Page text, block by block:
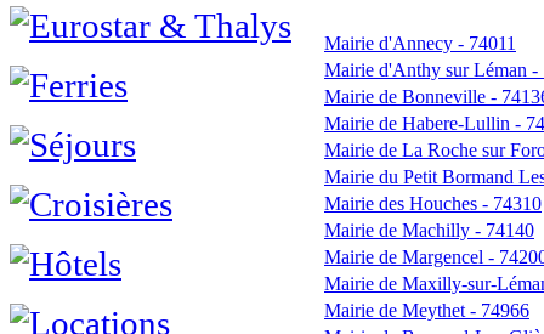
Mairie d'Annecy - 74011
Mairie d'Anthy sur Léman -
Mairie de Bonneville -
Mairie de Habere-Lullin -
Mairie de La Roche sur
Mairie du Petit Bormand
Mairie des Houches - 74310
Mairie de Machilly - 74140
Mairie de Margencel -
Mairie de Maxilly-sur-
Mairie de Meythet - 74966